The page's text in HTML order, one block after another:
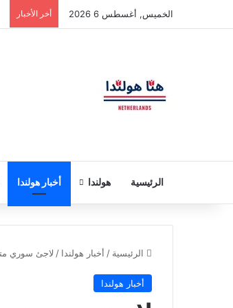
الخميس, أغسطس 6 2026 أخر الأخبار
الرئيسية هولندا أخبار هولندا
الرئيسية / أخبار هولندا / لاجئ سوري
أخبار هولندا